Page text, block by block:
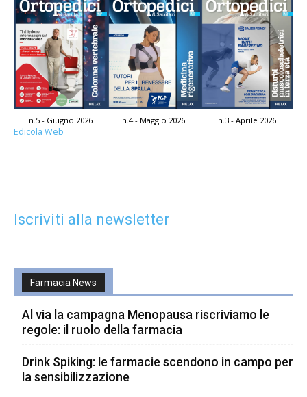
n.5 - Giugno 2026 n.4 - Maggio 2026 n.3 - Aprile 2026
Edicola Web
Iscriviti alla newsletter
Farmacia News
Al via la campagna Menopausa riscriviamo le
regole: il ruolo della farmacia
Drink Spiking: le farmacie scendono in campo per
la sensibilizzazione